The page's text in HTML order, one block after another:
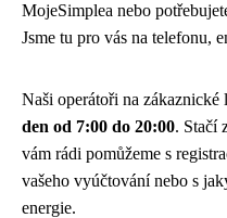
MojeSimplea nebo
Jsme tu pro vás na telefonu,
Naši operátoři na
den od 7:00 do 20:00. Stačí
vám rádi pomůžeme s
vašeho vyúčtování nebo s
energie.